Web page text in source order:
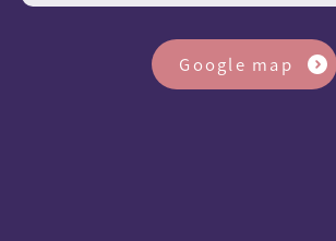
Google map